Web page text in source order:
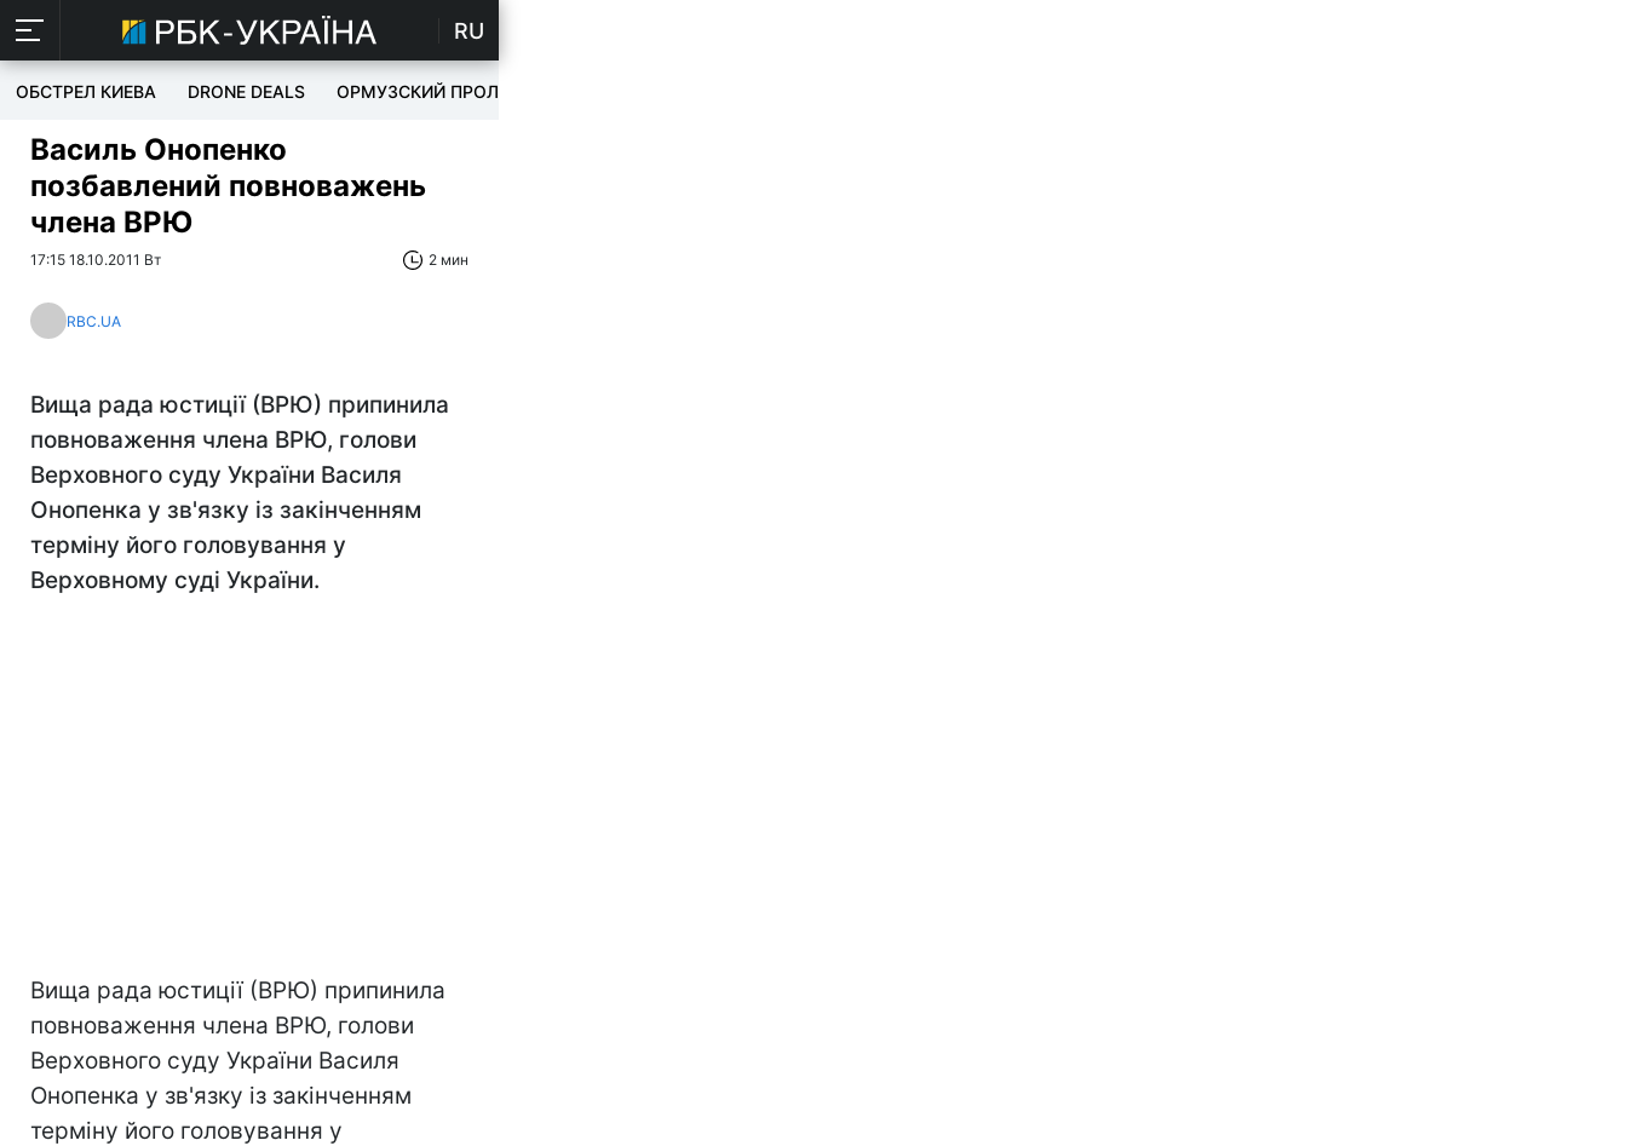
RU
ОБСТРЕЛ КИЕВА DRONE DEALS ОРМУЗСКИЙ ПРОЛИВ
Василь Онопенко
позбавлений повноважень
члена ВРЮ
17:15 18.10.2011 Вт 2 мин
RBC.UA
Вища рада юстиції (ВРЮ) припинила
повноваження члена ВРЮ, голови
Верховного суду України Василя
Онопенка у зв'язку із закінченням
терміну його головування у
Верховному суді України.
Вища рада юстиції (ВРЮ) припинила
повноваження члена ВРЮ, голови
Верховного суду України Василя
Онопенка у зв'язку із закінченням
терміну його головування у